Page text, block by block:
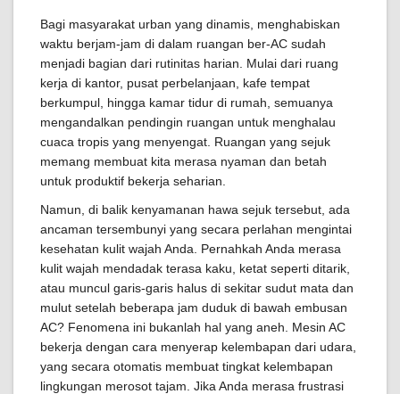
Bagi masyarakat urban yang dinamis, menghabiskan
waktu berjam-jam di dalam ruangan ber-AC sudah
menjadi bagian dari rutinitas harian. Mulai dari ruang
kerja di kantor, pusat perbelanjaan, kafe tempat
berkumpul, hingga kamar tidur di rumah, semuanya
mengandalkan pendingin ruangan untuk menghalau
cuaca tropis yang menyengat. Ruangan yang sejuk
memang membuat kita merasa nyaman dan betah
untuk produktif bekerja seharian.
Namun, di balik kenyamanan hawa sejuk tersebut, ada
ancaman tersembunyi yang secara perlahan mengintai
kesehatan kulit wajah Anda. Pernahkah Anda merasa
kulit wajah mendadak terasa kaku, ketat seperti ditarik,
atau muncul garis-garis halus di sekitar sudut mata dan
mulut setelah beberapa jam duduk di bawah embusan
AC? Fenomena ini bukanlah hal yang aneh. Mesin AC
bekerja dengan cara menyerap kelembapan dari udara,
yang secara otomatis membuat tingkat kelembapan
lingkungan merosot tajam. Jika Anda merasa frustrasi